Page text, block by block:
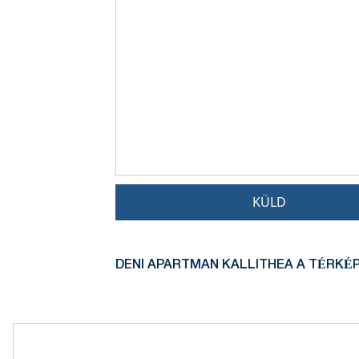
KÜLD
DENI APARTMAN KALLITHEA A